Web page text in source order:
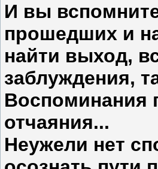
И вы
прошедших и
найти выход,
заблуждения,
Воспоминания
отчаяния...
Неужели нет